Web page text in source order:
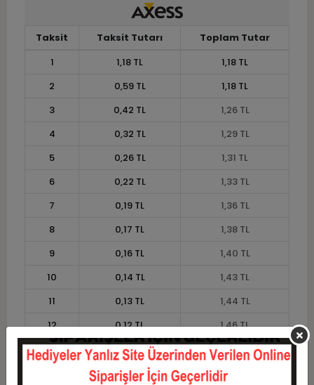
Taksit Taksit Tutarı
Toplam Tutar
1
1,18 TL
1,18 TL
2
0,59 TL
1,18 TL
3
0,42 TL
1,26 TL
4
0,32 TL
1,29 TL
5
0,26 TL
1,31 TL
6
0,22 TL
1,33 TL
7
0,19 TL
1,36 TL
8
0,17 TL
1,38 TL
9
0,16 TL
1,40 TL
10
0,14 TL
1,43 TL
11
0,13 TL
1,44 TL
12
0,12 TL 1,46 TL